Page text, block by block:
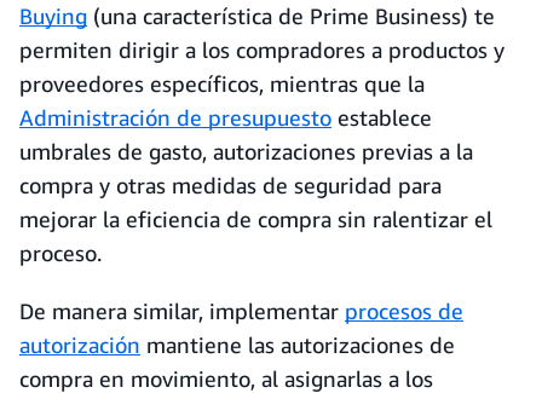
Buying (una característica de Prime Business) te
permiten dirigir a los compradores a productos y
proveedores específicos, mientras que la
Administración de presupuesto establece
umbrales de gasto, autorizaciones previas a la
compra y otras medidas de seguridad para
mejorar la eficiencia de compra sin ralentizar el
proceso.
De manera similar, implementar procesos de
autorización mantiene las autorizaciones de
compra en movimiento, al asignarlas a los